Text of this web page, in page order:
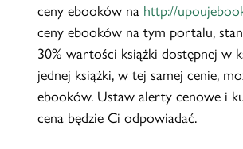
ceny ebooków na http://
ceny ebooków na tym portalu,
30% wartości książki dostępnej w
jednej książki, w tej samej cenie,
ebooków. Ustaw alerty cenowe i
cena będzie Ci odpowiadać.